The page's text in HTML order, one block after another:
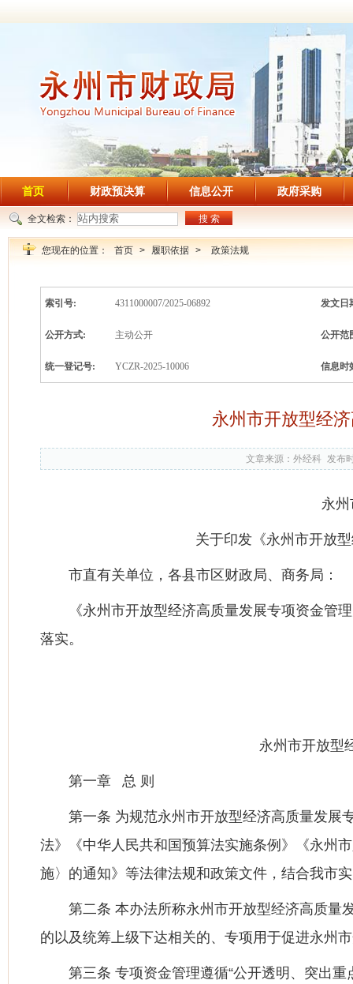
首页 财政预决算 信息公开 政府采购
搜 索
全文检索：
您现在的位置： 首页 > 履职依据 > 政策法规
索引号: 4311000007/2025-06892 发文日
公开方式: 主动公开 公开范
统一登记号: YCZR-2025-10006 信息时
永州市开放型经
文章来源：外经科 发布
永
关于印发《永州市开放
市直有关单位，各县市区财政局、商务局：
《永州市开放型经济高质量发展专项资金管
落实。
永州市开放型
第一章 总 则
第一条 为规范永州市开放型经济高质量发展
法》《中华人民共和国预算法实施条例》《永州
施〉的通知》等法律法规和政策文件，结合我市
第二条 本办法所称永州市开放型经济高质量
的以及统筹上级下达相关的、专项用于促进永州
第三条 专项资金管理遵循“公开透明、突出